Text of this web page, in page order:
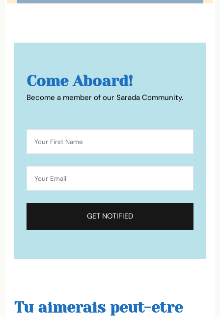
Come Aboard!
Become a member of our Sarada Community.
Tu aimerais peut-etre